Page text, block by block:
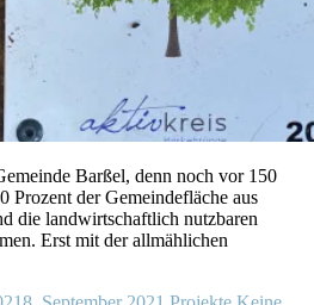
Barßel, denn noch vor 150
Prozent der Gemeindefläche aus
die landwirtschaftlich nutzbaren
Erst mit der allmählichen